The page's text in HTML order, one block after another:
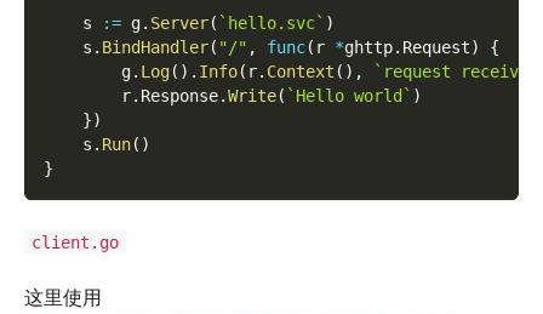
    s
:= g. Server( `hello.svc` )
    s
. BindHandler( "/" , func( r *ghttp. Request)
{
        g
. Log( ) . Info( r. Context ( ) ,
`request
        r
. Response.Write( `Hello world` )
})
    s
. Run( )
}
client.go
这里使用